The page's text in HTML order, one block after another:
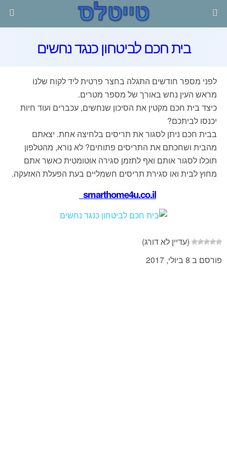
בית חכם לביטחון כנגד נחשים
לפני מספר חודשים התגלה בחצר פרטית ליד לקוח שלנו
מראש העין נחש באורך של מספר מטרים.
כיצד בית חכם מקטין את הסיכון שנחשים, עכברים ועוד חיות
יכנסו לביתכם?
בבית חכם ניתן לסגור את תריסים בלחיצה אחת. יצאתם
מהבית ושחכתם את התריסים פתוחים? לא נורא, מהטלפון
תוכלו לסגור אותם ואף לתזמן סגירה אוטומטית כאשר אתם
מחוץ לבית ואו סגירת תריסים חשמליים בעת הפעלת האזעקה.
smarthome4u.co.il
(עדיין לא דורג)
פורסם ב 8 ביולי, 2017